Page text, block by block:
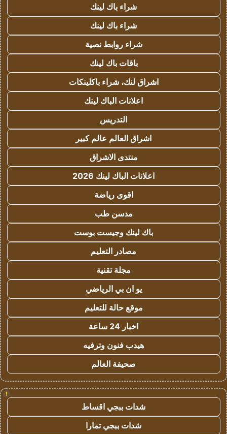
شراء باك لينك
شراء باك لينك
شراء روابط نصية
باقات باك لينك
اشراق لنك، شراء باكلينكات
اعلانات الباك لينك
التدريس
اشراق العالم عالم كبير
منتدى الاشراق
اعلانات الباك لينك 2026
اقوى رياضة
مدسن طب
باك لينك وجيست بوست
مصادر التعليم
مجلة تقنية
يو ان بي الرياضي
موقع حالة للتعليم
اخبار 24 ساعة
هيدب فنون وترفيه
صحيفة العالم
!
شدات ببجي اقساط
شدات ببجي تمارا